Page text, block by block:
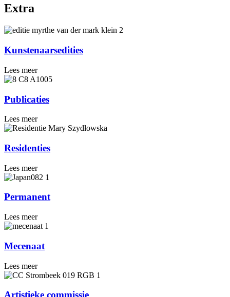
Extra
Kunstenaarsedities
Lees meer
Publicaties
Lees meer
Residenties
Lees meer
Permanent
Lees meer
Mecenaat
Lees meer
Artistieke commissie